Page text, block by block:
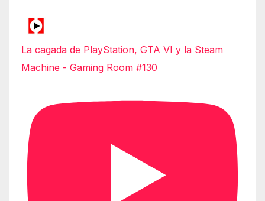
La cagada de PlayStation, GTA VI y la Steam
Machine - Gaming Room #130